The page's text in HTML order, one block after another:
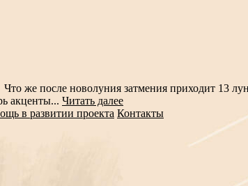
же после новолуния затмения приходит 13
акценты... Читать далее
в развитии проекта Контакты